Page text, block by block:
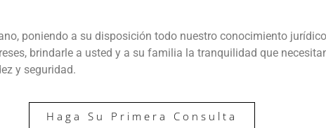
poniendo a su disposición todo nuestro conocimiento
brindarle a usted y a su familia la tranquilidad que
y seguridad.
Haga Su Primera Consulta